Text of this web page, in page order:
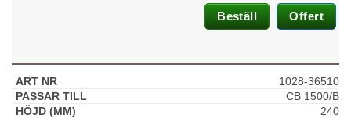
Beställ Offert
1028-36510
CB 1500/B
240